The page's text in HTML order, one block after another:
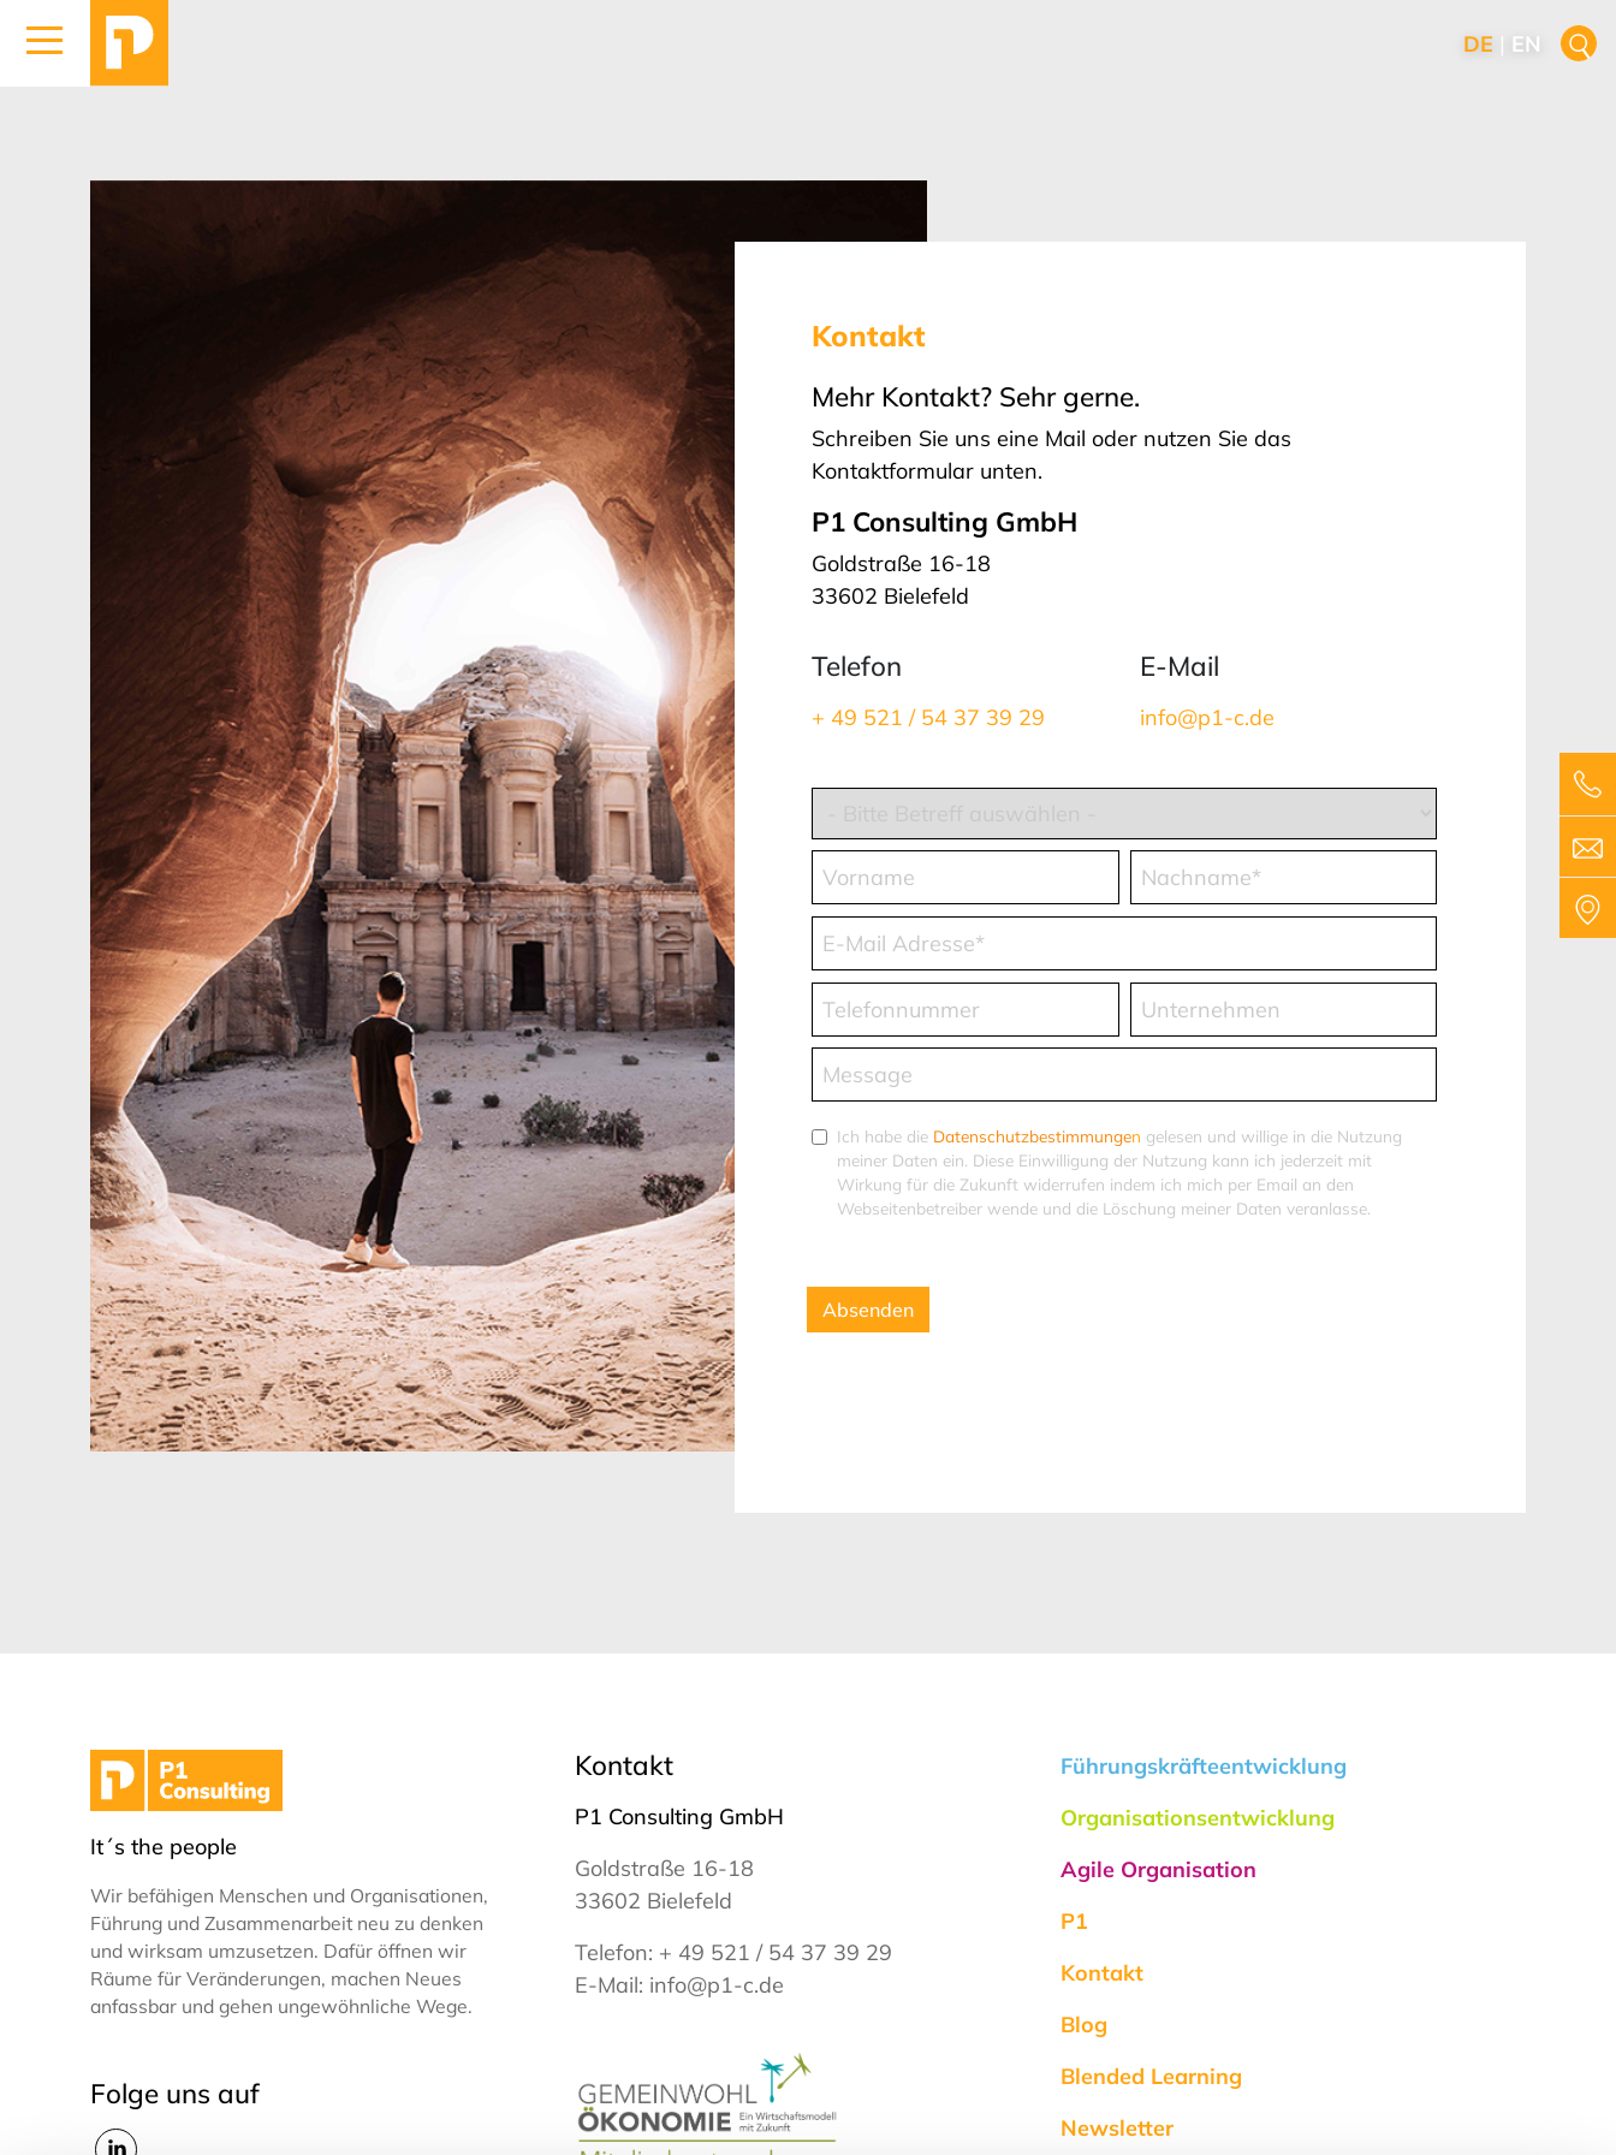
DE EN
Kontakt
Mehr Kontakt? Sehr gerne.
Schreiben Sie uns eine Mail oder nutzen Sie das
Kontaktformular unten.
P1 Consulting GmbH
Goldstraße 16-18
33602 Bielefeld
Telefon
+ 49 521 / 54 37 39 29
E-Mail
info@p1-c.de
Ich habe die Datenschutzbestimmungen gelesen und willige in die Nutzung
meiner Daten ein. Diese Einwilligung der Nutzung kann ich jederzeit mit
Wirkung für die Zukunft widerrufen indem ich mich per Email an den
Webseitenbetreiber wende und die Löschung meiner Daten veranlasse.
It´s the people
Wir befähigen Menschen und Organisationen,
Führung und Zusammenarbeit neu zu denken
und wirksam umzusetzen. Dafür öffnen wir
Räume für Veränderungen, machen Neues
anfassbar und gehen ungewöhnliche Wege.
Folge uns auf
Kontakt
P1 Consulting GmbH
Goldstraße 16-18
33602 Bielefeld
Telefon: + 49 521 / 54 37 39 29
E-Mail: info@p1-c.de
Führungskräfteentwicklung
Organisationsentwicklung
Agile Organisation
P1
Kontakt
Blog
Blended Learning
Newsletter